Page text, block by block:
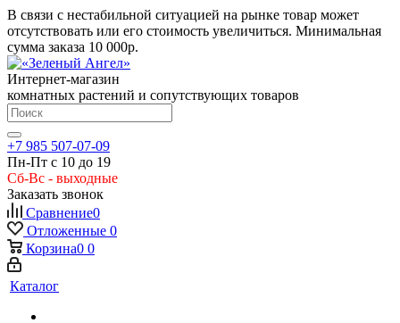
В связи с нестабильной ситуацией на рынке товар может
отсутствовать или его стоимость увеличиться. Минимальная
сумма заказа 10 000р.
Интернет-магазин
комнатных растений и сопутствующих товаров
+7 985 507-07-09
Пн-Пт с 10 до 19
Сб-Вс - выходные
Заказать звонок
Сравнение0
Отложенные 0
Корзина0 0
Каталог